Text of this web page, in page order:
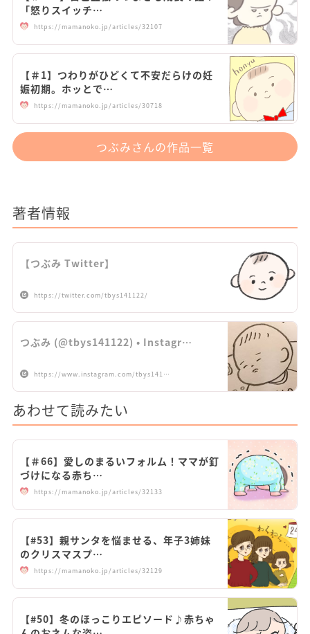
「怒りスイッチ…
https://mamanoko.jp/articles/32107
【＃1】つわりがひどくて不安だらけの妊
娠初期。ホッとで…
https://mamanoko.jp/articles/30718
つぶみさんの作品一覧
著者情報
【つぶみ Twitter】
https://twitter.com/tbys141122/
つぶみ (@tbys141122) • Instagr…
https://www.instagram.com/tbys141…
あわせて読みたい
【＃66】愛しのまるいフォルム！ママが釘
づけになる赤ち…
https://mamanoko.jp/articles/32133
【#53】親サンタを悩ませる、年子3姉妹
のクリスマスプ…
https://mamanoko.jp/articles/32129
【#50】冬のほっこりエピソード♪赤ちゃ